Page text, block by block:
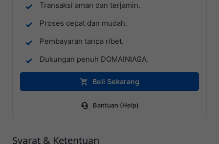
Transaksi aman dan terjamin.
Proses cepat dan mudah.
Pembayaran tanpa ribet.
Dukungan penuh DOMAINIAGA.
Beli Sekarang
Bantuan (Help)
Syarat & Ketentuan